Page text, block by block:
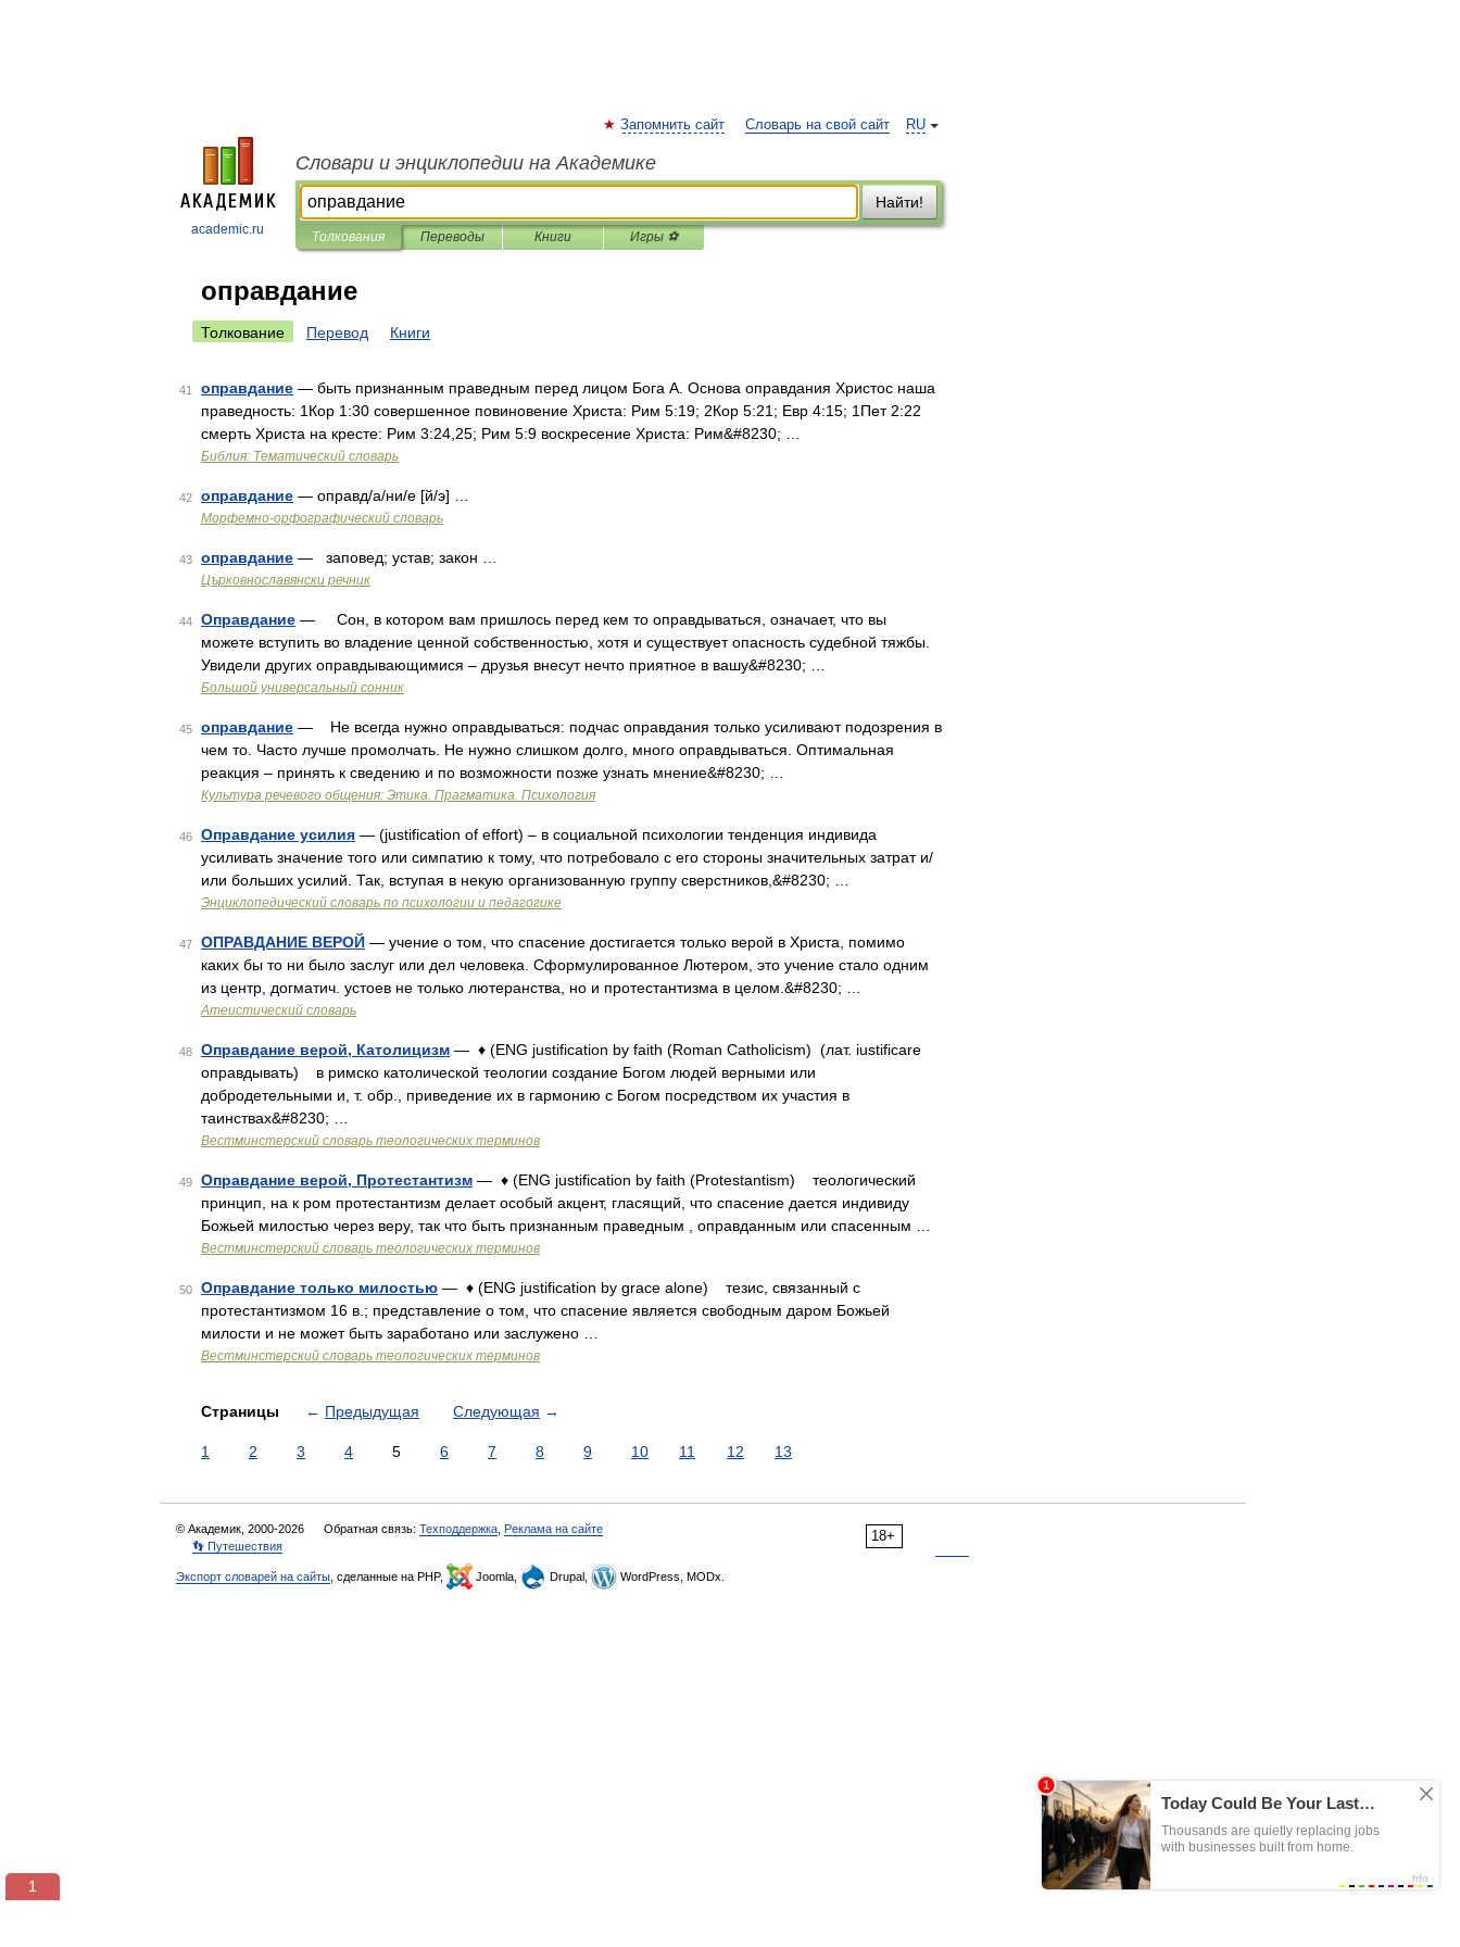
academic.ru
RU
Запомнить сайт Словарь на свой сайт
Словари и энциклопедии на Академике
Найти!
Толкования Переводы Книги Игры ⚽
оправдание
Толкование Перевод Книги
41 оправдание — быть признанным праведным перед лицом Бога А. Основа оправдания Христос наша
праведность: 1Кор 1:30 совершенное повиновение Христа: Рим 5:19; 2Кор 5:21; Евр 4:15; 1Пет 2:22
смерть Христа на кресте: Рим 3:24,25; Рим 5:9 воскресение Христа: Рим&#8230; …
Библия: Тематический словарь
42 оправдание — оправд/а/ни/е [й/э] …
Морфемно-орфографический словарь
43 оправдание — заповед; устав; закон …
Църковнославянски речник
44 Оправдание — Сон, в котором вам пришлось перед кем то оправдываться, означает, что вы
можете вступить во владение ценной собственностью, хотя и существует опасность судебной тяжбы.
Увидели других оправдывающимися – друзья внесут нечто приятное в вашу&#8230; …
Большой универсальный сонник
45 оправдание — Не всегда нужно оправдываться: подчас оправдания только усиливают подозрения в
чем то. Часто лучше промолчать. Не нужно слишком долго, много оправдываться. Оптимальная
реакция – принять к сведению и по возможности позже узнать мнение&#8230; …
Культура речевого общения: Этика. Прагматика. Психология
46 Оправдание усилия — (justification of effort) – в социальной психологии тенденция индивида
усиливать значение того или симпатию к тому, что потребовало c его стороны значительных затрат и/
или больших усилий. Так, вступая в некую организованную группу сверстников,&#8230; …
Энциклопедический словарь по психологии и педагогике
47 ОПРАВДАНИЕ ВЕРОЙ — учение о том, что спасение достигается только верой в Христа, помимо
каких бы то ни было заслуг или дел человека. Сформулированное Лютером, это учение стало одним
из центр, догматич. устоев не только лютеранства, но и протестантизма в целом.&#8230; …
Атеистический словарь
48 Оправдание верой, Католицизм — ♦ (ENG justification by faith (Roman Catholicism) (лат. iustificare
оправдывать) в римско католической теологии создание Богом людей верными или
добродетельными и, т. обр., приведение их в гармонию с Богом посредством их участия в
таинствах&#8230; …
Вестминстерский словарь теологических терминов
49 Оправдание верой, Протестантизм — ♦ (ENG justification by faith (Protestantism) теологический
принцип, на к ром протестантизм делает особый акцент, гласящий, что спасение дается индивиду
Божьей милостью через веру, так что быть признанным праведным , оправданным или спасенным …
Вестминстерский словарь теологических терминов
50 Оправдание только милостью — ♦ (ENG justification by grace alone) тезис, связанный с
протестантизмом 16 в.; представление о том, что спасение является свободным даром Божьей
милости и не может быть заработано или заслужено …
Вестминстерский словарь теологических терминов
Страницы ← Предыдущая Следующая →
1 2 3 4 5 6 7 8 9 10 11 12 13
18+
© Академик, 2000-2026 Обратная связь: Техподдержка Реклама на сайте
👣 Путешествия
Экспорт словарей на сайты , сделанные на PHP, Joomla, Drupal, WordPress, MODx.
1